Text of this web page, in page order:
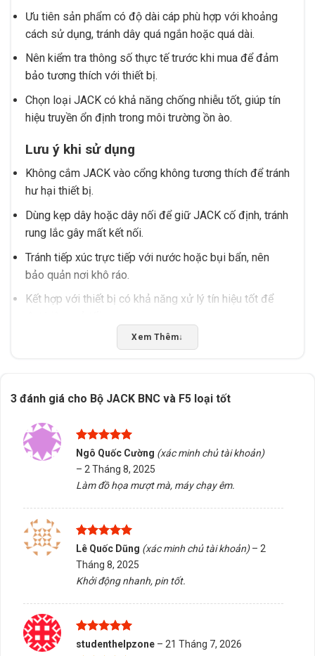
Ưu tiên sản phẩm có độ dài cáp phù hợp với khoảng
cách sử dụng, tránh dây quá ngắn hoặc quá dài.
Nên kiểm tra thông số thực tế trước khi mua để đảm
bảo tương thích với thiết bị.
Chọn loại JACK có khả năng chống nhiễu tốt, giúp tín
hiệu truyền ổn định trong môi trường ồn ào.
Lưu ý khi sử dụng
Không cắm JACK vào cổng không tương thích để tránh
hư hại thiết bị.
Dùng kẹp dây hoặc dây nối để giữ JACK cố định, tránh
rung lắc gây mất kết nối.
Tránh tiếp xúc trực tiếp với nước hoặc bụi bẩn, nên
bảo quản nơi khô ráo.
Kết hợp với thiết bị có khả năng xử lý tín hiệu tốt để
Tình huống phù hợp
mixer, audio interface.
Được ưa chuộng trong các ứng dụng cần độ ổn định
cao như hội nghị truyền hình, phát thanh.
Nếu bạn cần tư vấn chọn đúng sản phẩm, hỗ trợ kiểm
tra tương thích hoặc giao hàng/tư vấn tại Buôn Ma
Thuột, Đắk Lắk, hãy liên hệ Tấn Phát AD. Chúng tôi sẵn
sàng hỗ trợ bạn tìm giải pháp phù hợp nhất với nhu
cầu sử dụng.
Xem Thêm↓
3 đánh giá cho Bộ JACK BNC và F5 loại tốt
Được xếp
hạng
sao
Ngô Quốc Cường (xác minh chủ tài khoản)
– 2 Tháng 8, 2025
Làm đồ họa mượt mà, máy chạy êm.
Được xếp
sao
Lê Quốc Dũng (xác minh chủ tài khoản) – 2
Tháng 8, 2025
Khởi động nhanh, pin tốt.
Được xếp
hạng 5
5
studenthelpzone – 21 Tháng 7, 2026